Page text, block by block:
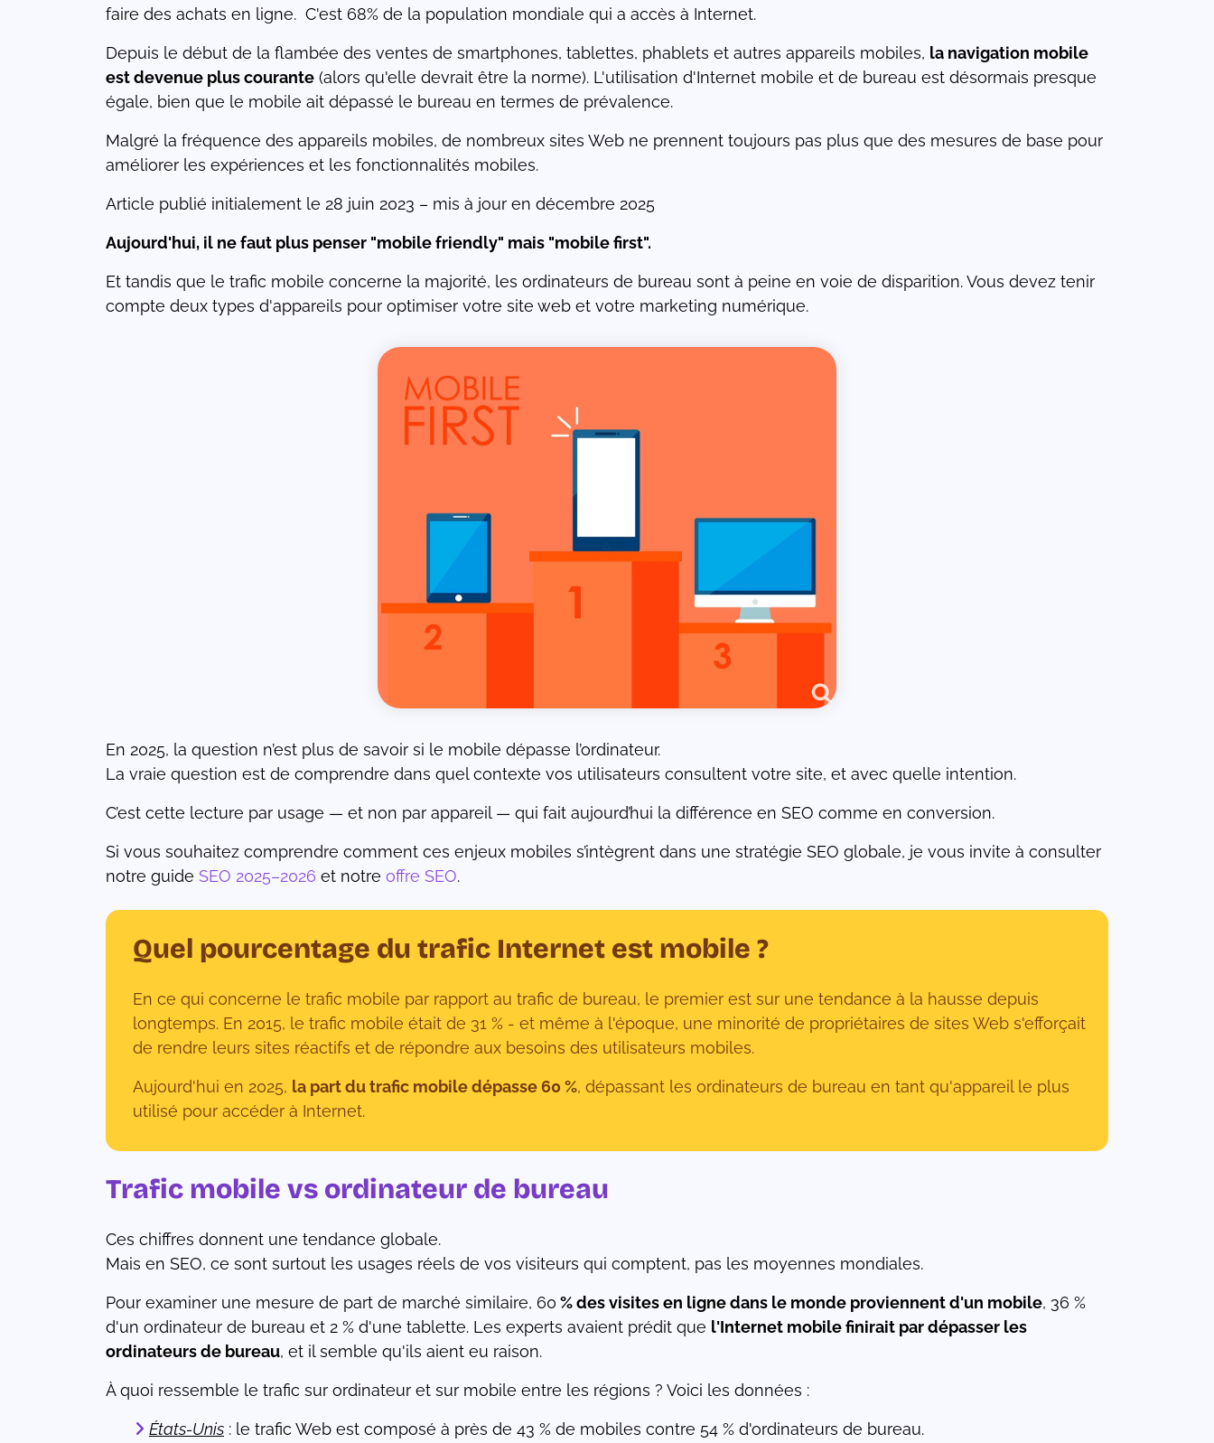
faire des achats en ligne. C'est 68% de la population mondiale qui a accès à Internet.
Depuis le début de la flambée des ventes de smartphones, tablettes, phablets et autres appareils mobiles, la navigation mobile
est devenue plus courante (alors qu'elle devrait être la norme). L'utilisation d'Internet mobile et de bureau est désormais presque
égale, bien que le mobile ait dépassé le bureau en termes de prévalence.
Malgré la fréquence des appareils mobiles, de nombreux sites Web ne prennent toujours pas plus que des mesures de base pour
améliorer les expériences et les fonctionnalités mobiles.
Article publié initialement le 28 juin 2023 – mis à jour en décembre 2025
Aujourd'hui, il ne faut plus penser "mobile friendly" mais "mobile first".
Et tandis que le trafic mobile concerne la majorité, les ordinateurs de bureau sont à peine en voie de disparition. Vous devez tenir
compte deux types d'appareils pour optimiser votre site web et votre marketing numérique.
En 2025, la question n’est plus de savoir si le mobile dépasse l’ordinateur.
La vraie question est de comprendre dans quel contexte vos utilisateurs consultent votre site, et avec quelle intention.
C’est cette lecture par usage — et non par appareil — qui fait aujourd’hui la différence en SEO comme en conversion.
Si vous souhaitez comprendre comment ces enjeux mobiles s’intègrent dans une stratégie SEO globale, je vous invite à consulter
notre guide SEO 2025–2026 et notre offre SEO.
Quel pourcentage du trafic Internet est mobile ?
En ce qui concerne le trafic mobile par rapport au trafic de bureau, le premier est sur une tendance à la hausse depuis
longtemps. En 2015, le trafic mobile était de 31 % - et même à l'époque, une minorité de propriétaires de sites Web s'efforçait
de rendre leurs sites réactifs et de répondre aux besoins des utilisateurs mobiles.
Aujourd'hui en 2025, la part du trafic mobile dépasse 60 %, dépassant les ordinateurs de bureau en tant qu'appareil le plus
utilisé pour accéder à Internet.
Trafic mobile vs ordinateur de bureau
Ces chiffres donnent une tendance globale.
Mais en SEO, ce sont surtout les usages réels de vos visiteurs qui comptent, pas les moyennes mondiales.
Pour examiner une mesure de part de marché similaire, 60 % des visites en ligne dans le monde proviennent d'un mobile, 36 %
d'un ordinateur de bureau et 2 % d'une tablette. Les experts avaient prédit que l'Internet mobile finirait par dépasser les
ordinateurs de bureau, et il semble qu'ils aient eu raison.
À quoi ressemble le trafic sur ordinateur et sur mobile entre les régions ? Voici les données :
États-Unis : le trafic Web est composé à près de 43 % de mobiles contre 54 % d'ordinateurs de bureau.